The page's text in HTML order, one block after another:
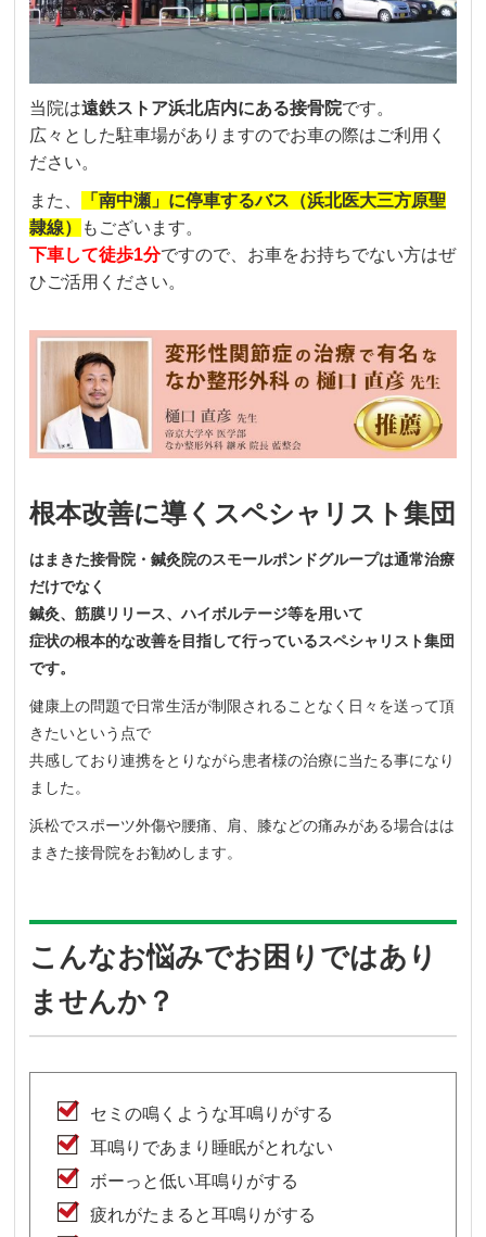
当院は遠鉄ストア浜北店内にある接骨院です。
広々とした駐車場がありますのでお車の際はご利用く
ださい。
また、
「南中瀬」に停車するバス（浜北医大三方原聖
隷線）
もございます。
下車して徒歩1分ですので、お車をお持ちでない方はぜ
ひご活用ください。
根本改善に導くスペシャリスト集団
はまきた接骨院・鍼灸院のスモールポンドグループは通常治療
だけでなく
鍼灸、筋膜リリース、ハイボルテージ等を用いて
症状の根本的な改善を目指して行っているスペシャリスト集団
です。
健康上の問題で日常生活が制限されることなく日々を送って頂
きたいという点で
共感しており連携をとりながら患者様の治療に当たる事になり
ました。
浜松でスポーツ外傷や腰痛、肩、膝などの痛みがある場合はは
まきた接骨院をお勧めします。
こんなお悩みでお困りではあり
ませんか？
セミの鳴くような耳鳴りがする
耳鳴りであまり睡眠がとれない
ボーっと低い耳鳴りがする
疲れがたまると耳鳴りがする